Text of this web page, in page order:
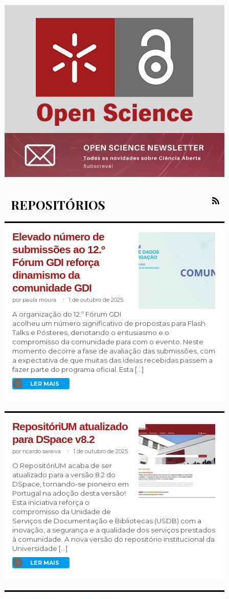
REPOSITÓRIOS
Elevado número de
submissões ao 12.º
Fórum GDI reforça
dinamismo da
comunidade GDI
paula moura 1 de outubro de 2025
A organização do 12.º Fórum GDI
acolheu um número significativo de propostas para Flash
Talks e Pósteres, denotando o entusiasmo e o
compromisso da comunidade para com o evento. Neste
momento decorre a fase de avaliação das submissões, com
a expectativa de que muitas das ideias recebidas passem a
fazer parte do programa oficial. Esta […]
LER MAIS
RepositóriUM atualizado
para DSpace v8.2
ricardo saraiva 1 de outubro de 2025
O RepositóriUM acaba de ser
atualizado para a versão 8.2 do
DSpace, tornando-se pioneiro em
Portugal na adoção desta versão!
Esta iniciativa reforça o
compromisso da Unidade de
Serviços de Documentação e Bibliotecas (USDB) com a
inovação, a segurança e a qualidade dos serviços prestados
à comunidade. A nova versão do repositório institucional da
Universidade […]
LER MAIS